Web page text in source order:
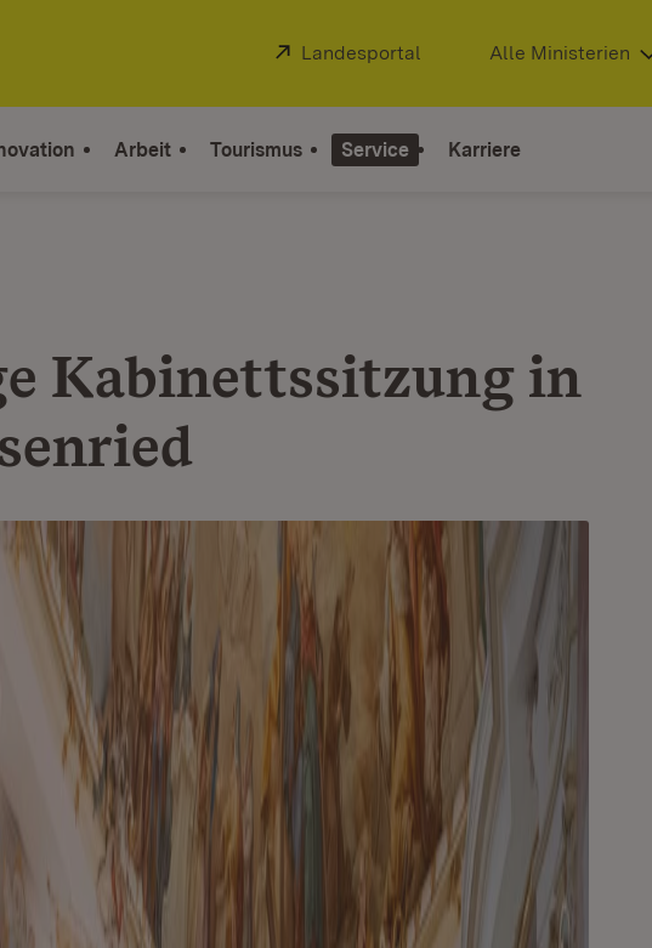
Extern:
Landesportal (Öffnet in neuem Fenster)
Alle Ministerien
Arbeit Tourismus Service Karriere
Kabinettssitzung in